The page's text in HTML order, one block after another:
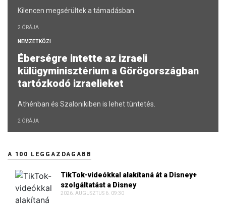
Kilencen megsérültek a támadásban.
2 ÓRÁJA
NEMZETKÖZI
Éberségre intette az izraeli
külügyminisztérium a Görögországban
tartózkodó izraelieket
Athénban és Szalonikiben is lehet tüntetés.
2 ÓRÁJA
A 100 LEGGAZDAGABB
TikTok-videókkal alakítaná át a Disney+
szolgáltatást a Disney
2026. AUGUSZTUS 6. 09:30